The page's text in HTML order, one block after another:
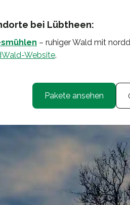
bei Lübtheen:
– ruhiger Wald mit
Website.
Pakete ansehen